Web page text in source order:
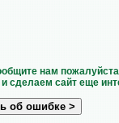
нам
сделаем сайт еще